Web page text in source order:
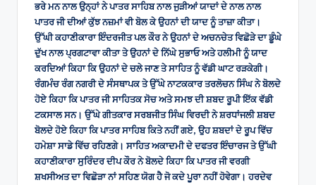
ਭਰੇ ਮਨ ਨਾਲ ਉਨ੍ਹਾਂ ਨੇ ਪਾਤਰ ਸਾਹਿਬ ਨਾਲ ਜੁੜੀਆਂ ਯਾਦਾਂ ਦੇ ਨਾਲ ਨਾਲ
ਪਾਤਰ ਜੀ ਦੀਆਂ ਕੁੱਝ ਨਜ਼ਮਾਂ ਵੀ ਬੋਲ ਕੇ ਉਹਨਾਂ ਦੀ ਯਾਦ ਨੂੰ ਤਾਜ਼ਾ ਕੀਤਾ।
ਉੱਘੀ ਕਹਾਣੀਕਾਰਾ ਇੰਦਰਜੀਤ ਪਲ ਕੌਰ ਨੇ ਉਹਨਾਂ ਦੇ ਅਚਨਚੇਤ ਵਿਛੋੜੇ ਦਾ ਡੂੰਘੇ
ਦੁੱਖ ਨਾਲ ਪ੍ਰਗਟਾਵਾ ਕੀਤਾ ਤੇ ਉਹਨਾਂ ਦੇ ਨਿੱਘੇ ਸੁਭਾਓ ਅਤੇ ਹਲੀਮੀ ਨੂੰ ਯਾਦ
ਕਰਦਿਆਂ ਕਿਹਾ ਕਿ ਉਹਨਾਂ ਦੇ ਚਲੇ ਜਾਣ ਤੇ ਸਾਹਿਤ ਨੂੰ ਵੱਡੀ ਘਾਟ ਰੜਕੇਗੀ।
ਰੰਗਮੰਚ ਰੰਗ ਨਗਰੀ ਦੇ ਸੰਸਥਾਪਕ ਤੇ ਉੱਘੇ ਨਾਟਕਕਾਰ ਤਰਲੋਚਨ ਸਿੰਘ ਨੇ ਬੋਲਦੇ
ਹੋਏ ਕਿਹਾ ਕਿ ਪਾਤਰ ਜੀ ਸਾਹਿਤਕ ਸੋਚ ਅਤੇ ਸਮਝ ਦੀ ਸ਼ਬਦ ਰੂਪੀ ਇੱਕ ਵੱਡੀ
ਟਕਸਾਲ ਸਨ। ਉੱਘੇ ਗੀਤਕਾਰ ਸਰਬਜੀਤ ਸਿੰਘ ਵਿਰਦੀ ਨੇ ਸ਼ਰਧਾਂਜਲੀ ਸ਼ਬਦ
ਬੋਲਦੇ ਹੋਏ ਕਿਹਾ ਕਿ ਪਾਤਰ ਸਾਹਿਬ ਕਿਤੇ ਨਹੀਂ ਗਏ, ਉਹ ਸ਼ਬਦਾਂ ਦੇ ਰੂਪ ਵਿੱਚ
ਹਮੇਸ਼ਾ ਸਾਡੇ ਵਿੱਚ ਰਹਿਣਗੇ। ਸਾਹਿਤ ਅਕਾਦਮੀ ਦੇ ਦਫਤਰ ਇੰਚਾਰਜ ਤੇ ਉੱਘੀ
ਕਹਾਣੀਕਾਰਾ ਸੁਰਿੰਦਰ ਦੀਪ ਕੌਰ ਨੇ ਬੋਲਦੇ ਕਿਹਾ ਕਿ ਪਾਤਰ ਜੀ ਵਰਗੀ
ਸ਼ਖਸੀਅਤ ਦਾ ਵਿਛੋੜਾ ਨਾਂ ਸਹਿਣ ਯੋਗ ਹੈ ਜੋ ਕਦੇ ਪੂਰਾ ਨਹੀਂ ਹੋਵੇਗਾ। ਹਰਦੇਵ